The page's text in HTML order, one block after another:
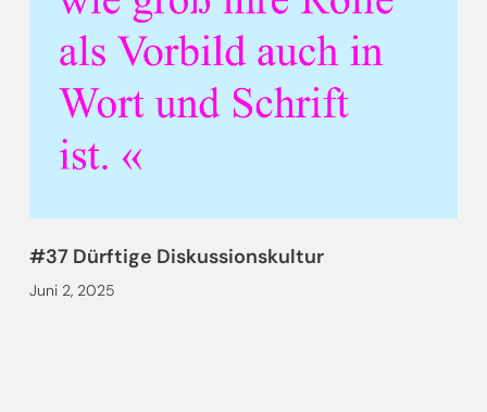
#37 Dürftige Diskussionskultur
Juni 2, 2025